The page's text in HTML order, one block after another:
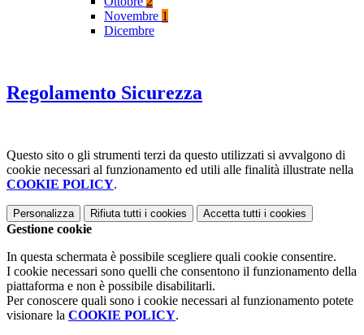
Novembre 1
Dicembre
Regolamento Sicurezza
Questo sito o gli strumenti terzi da questo utilizzati si avvalgono di
cookie necessari al funzionamento ed utili alle finalità illustrate nella
COOKIE POLICY.
Personalizza Rifiuta tutti i cookies Accetta tutti i cookies
Gestione cookie
In questa schermata è possibile scegliere quali cookie consentire.
I cookie necessari sono quelli che consentono il funzionamento della
piattaforma e non è possibile disabilitarli.
Per conoscere quali sono i cookie necessari al funzionamento potete
visionare la COOKIE POLICY.